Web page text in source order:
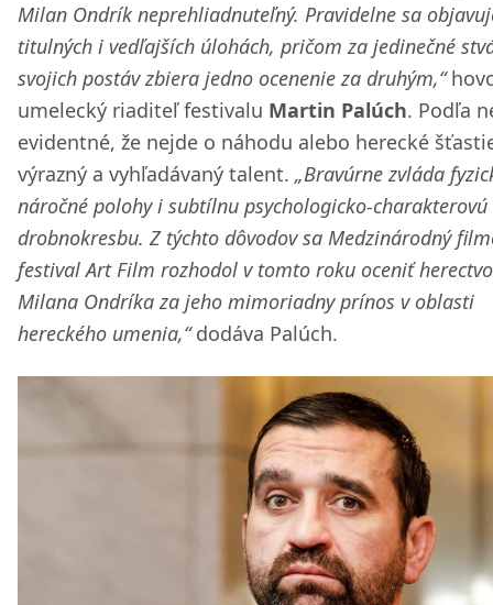
Milan Ondrík neprehliadnuteľný. Pravidelne sa
titulných i vedľajších úlohách, pričom za jedinečné
svojich postáv zbiera jedno ocenenie za druhým,“
umelecký riaditeľ festivalu Martin Palúch. Podľa
evidentné, že nejde o náhodu alebo herecké
výrazný a vyhľadávaný talent. „Bravúrne zvláda
náročné polohy i subtílnu psychologicko-charakterovú
drobnokresbu. Z týchto dôvodov sa Medzinárodný
festival Art Film rozhodol v tomto roku oceniť herectvo
Milana Ondríka za jeho mimoriadny prínos v oblasti
hereckého umenia,“dodáva Palúch.